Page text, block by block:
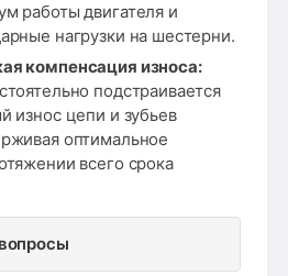
работы двигателя и
нагрузки на шестерни.
компенсация износа:
подстраивается
износ цепи и зубьев
оптимальное
всего срока